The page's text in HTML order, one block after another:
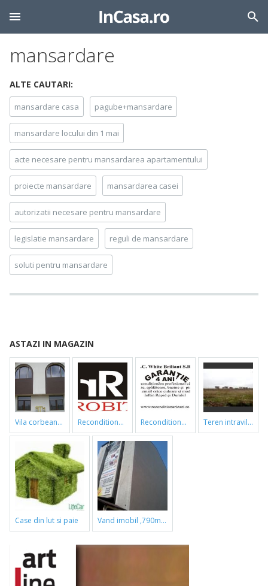
mansardare
ALTE CAUTARI:
mansardare casa pagube+mansardare
mansardare locului din 1 mai
acte necesare pentru mansardarea apartamentului
proiecte mansardare mansardarea casei
autorizatii necesare pentru mansardare
legislatie mansardare reguli de mansardare
soluti pentru mansardare
ASTAZI IN MAGAZIN
vila corbeanca reconditionari cazi de baie reconditionari cazi de baie teren intravilan
case din lut si paie vand imobil ,790m,piata gorjului,pret negociabil